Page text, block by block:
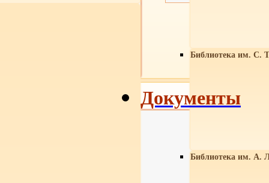
Библиотека им. С.
Библиотека им. А.
Документы